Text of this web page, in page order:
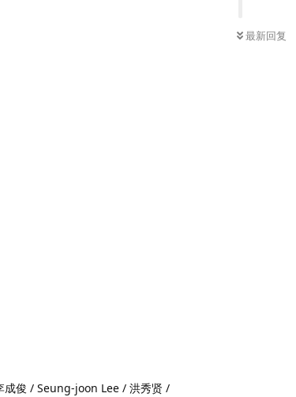
最新回复
俊 / Seung-joon Lee / 洪秀贤 /